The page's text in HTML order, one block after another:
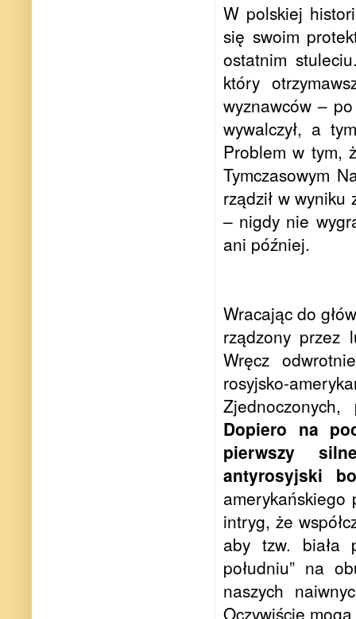
W polskiej
się swoim
ostatnim
który
wyznawców –
wywalczył, a
Problem w tym,
Tymczasowym
rządził w
– nigdy nie
ani później.
Wracając do
rządzony przez
Wręcz
rosyjsko-
Dopiero na
pierwszy
antyrosyjski
amerykańskiego
intryg, że
aby tzw. biała
południu” na
naszych
Oczywiście